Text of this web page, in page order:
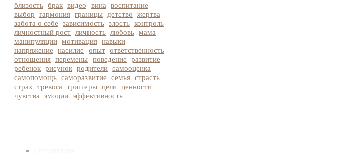
близость брак видео вина
воспитание
выбор
гармония границы детство
жертва
забота о себе
зависимость злость контроль
личностный рост личность любовь мама
манипуляции мотивация навыки
напряжение
насилие опыт ответственность
отношения перемены поведение
развитие
ребенок рисунок родители самооценка
самопомощь саморазвитие семья страсть
страх
тревога триггеры цели ценности
чувства
эмоции эффективность